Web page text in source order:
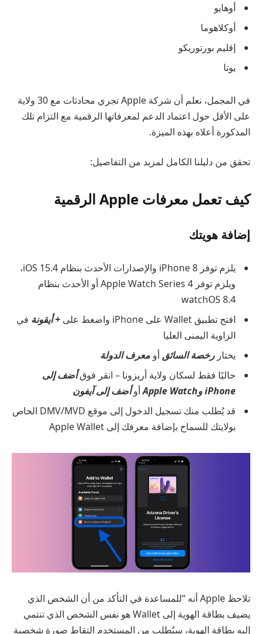
أوهايو
أوكلاهوما
إقليم بورتوريكو
يوتا
في المجمل، نعلم أن شركة Apple تجري محادثات مع 30 ولاية
على الأقل حول اعتماد الدعم لمعرفاتها الرقمية مع التزام تلك
المذكورة أعلاه بهذه الميزة.
تحقق من دليلنا الكامل لمزيد من التفاصيل:
كيف تعمل معرفات Apple الرقمية
إضافة هويتك
يلزم توفر iPhone 8 والإصدارات الأحدث بنظام iOS 15.4،
ويلزم توفر Apple Watch Series 4 أو الأحدث بنظام
watchOS 8.4
افتح تطبيق Wallet على iPhone واضغط على
+ أيقونة في
الزاوية اليمنى العليا
يختار رخصة السائق أو معرف الدولة
حاليًا فقط لسكان ولاية أريزونا – انقر فوقأضف إلى
iPhone وApple Watch
أوأضف إلى آيفون
قد يُطلب منك تسجيل الدخول إلى موقع DMV/MVD الخاص
بولايتك للسماح بإضافة معرفك إلى Apple Wallet
تلاحظ Apple أنه “للمساعدة في التأكد من أن الشخص الذي
يضيف بطاقة الهوية إلى Wallet هو نفس الشخص الذي تنتمي
إليه بطاقة الهوية، سيُطلب من المستخدم التقاط صورة شخصية